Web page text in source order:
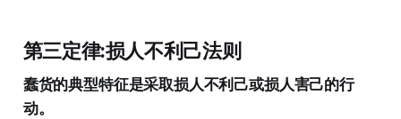
第三定律:损人不利己法则
蠢货的典型特征是采取损人不利己或损人害己的行
动。